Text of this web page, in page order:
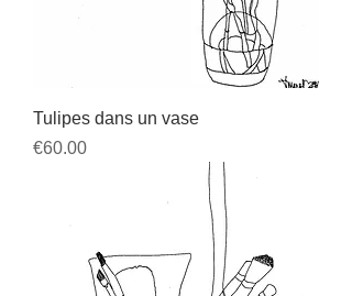
Tulipes dans un vase
Price
€60.00